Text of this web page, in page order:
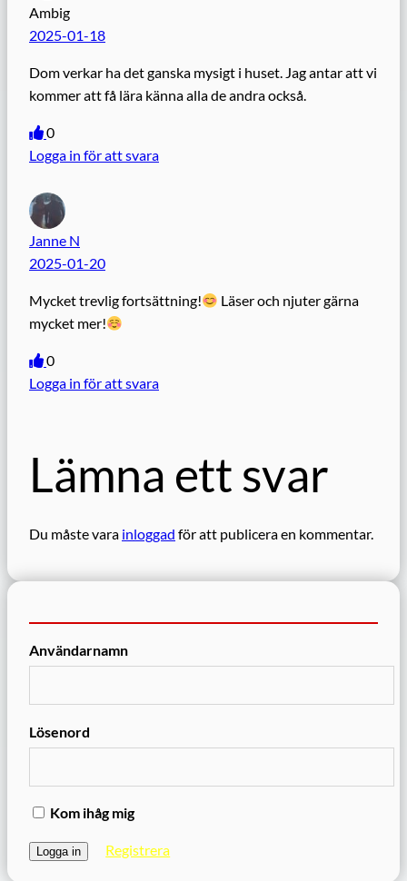
Ambig
2025-01-18
Dom verkar ha det ganska mysigt i huset. Jag antar att vi
kommer att få lära känna alla de andra också.
0
Logga in för att svara
Janne N
2025-01-20
Mycket trevlig fortsättning!
Läser och njuter gärna
mycket mer!
0
Logga in för att svara
Lämna ett svar
Du måste vara inloggad för att publicera en kommentar.
Användarnamn
Lösenord
Kom ihåg mig
Registrera